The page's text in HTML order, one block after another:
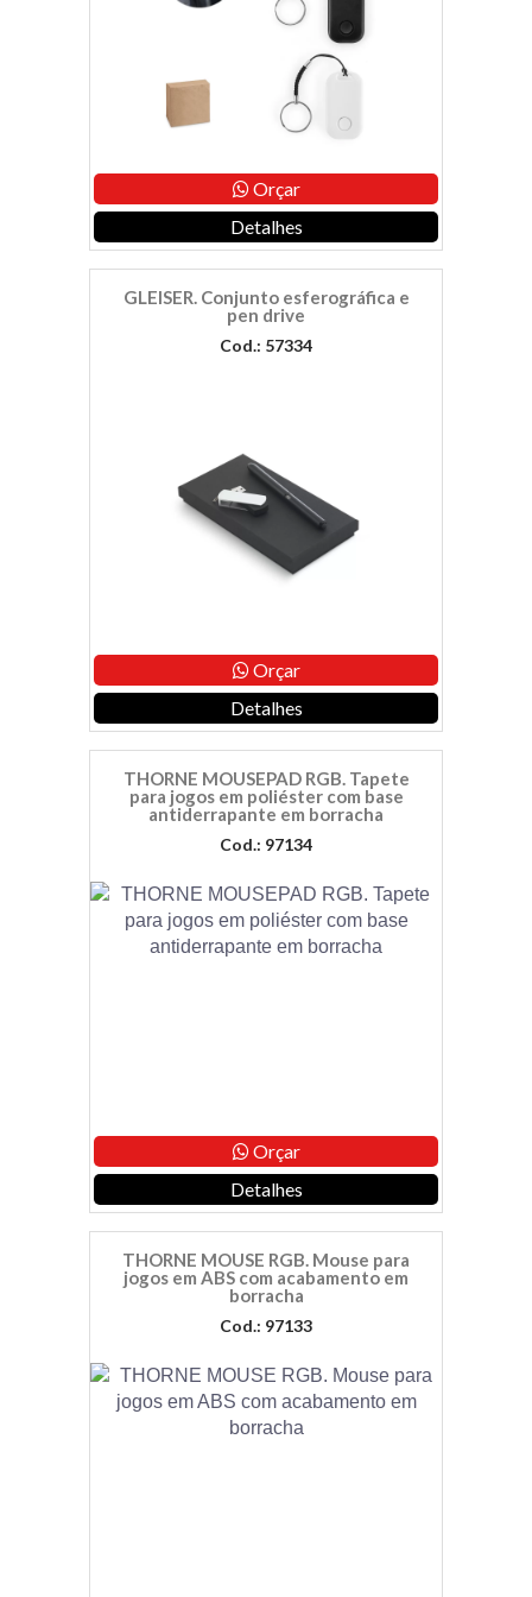
Orçar
Detalhes
GLEISER. Conjunto esferográfica e
pen drive
Cod.: 57334
Orçar
Detalhes
THORNE MOUSEPAD RGB. Tapete
para jogos em poliéster com base
antiderrapante em borracha
Cod.: 97134
Orçar
Detalhes
THORNE MOUSE RGB. Mouse para
jogos em ABS com acabamento em
borracha
Cod.: 97133